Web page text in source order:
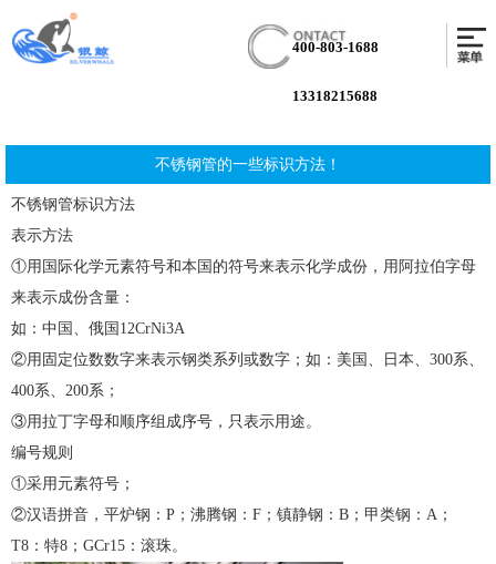
400-803-1688
13318215688
不锈钢管的一些标识方法！
不锈钢管标识方法
表示方法
①用国际化学元素符号和本国的符号来表示化学成份，用阿拉伯字母
来表示成份含量：
如：中国、俄国12CrNi3A
②用固定位数数字来表示钢类系列或数字；如：美国、日本、300系、
400系、200系；
③用拉丁字母和顺序组成序号，只表示用途。
编号规则
①采用元素符号；
②汉语拼音，平炉钢：P；沸腾钢：F；镇静钢：B；甲类钢：A；
T8：特8；GCr15：滚珠。